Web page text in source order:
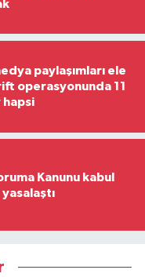
paylaşımları ele
operasyonunda 11
hapsi
Kanunu kabul